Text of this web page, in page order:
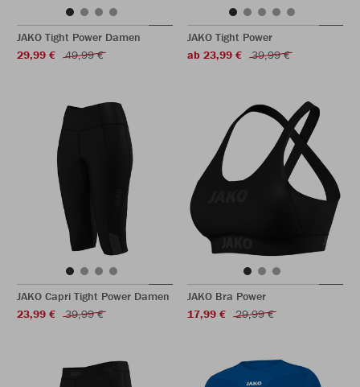
JAKO Tight Power Damen
29,99 €
49,99 €
JAKO Tight Power
ab 23,99 €
39,99 €
JAKO Capri Tight Power Damen
23,99 €
39,99 €
JAKO Bra Power
17,99 €
29,99 €